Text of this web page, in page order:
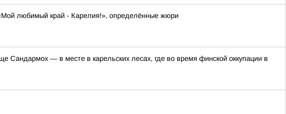
любимый край - Карелия!», определённые жюри
Сандармох — в месте в карельских лесах, где во время финской оккупации в